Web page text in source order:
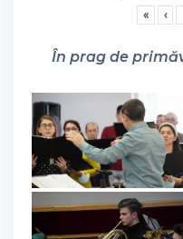
« ‹
În prag de